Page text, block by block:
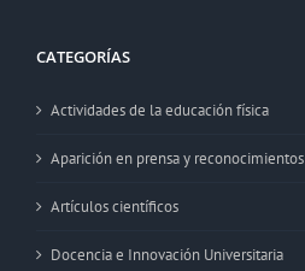
CATEGORÍAS
Actividades de la educación física
Aparición en prensa y reconocimientos
Artículos científicos
Docencia e Innovación Universitaria